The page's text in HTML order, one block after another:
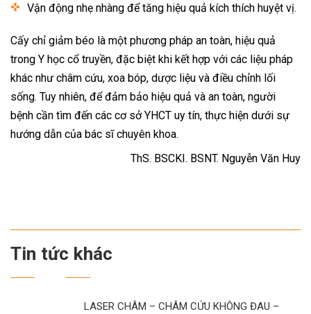
Vận động nhẹ nhàng để tăng hiệu quả kích thích huyệt vị.
Cấy chỉ giảm béo là một phương pháp an toàn, hiệu quả
trong Y học cổ truyền, đặc biệt khi kết hợp với các liệu pháp
khác như châm cứu, xoa bóp, dược liệu và điều chỉnh lối
sống. Tuy nhiên, để đảm bảo hiệu quả và an toàn, người
bệnh cần tìm đến các cơ sở YHCT uy tín, thực hiện dưới sự
hướng dẫn của bác sĩ chuyên khoa.
ThS. BSCKI. BSNT. Nguyễn Văn Huy
Tin tức khác
LASER CHÂM – CHÂM CỨU KHÔNG ĐAU –